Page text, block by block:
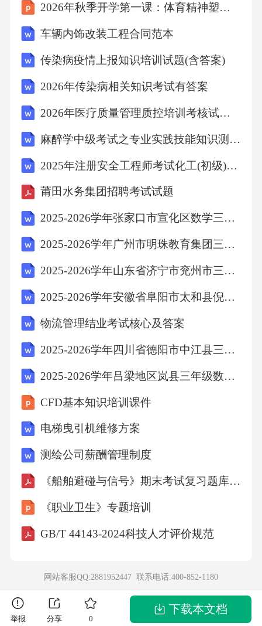
心素养的逐步培育和提升：必修阶段：掌握基
础的美术知识和技能，能够完成简单的美术鉴
赏和创作实践，初步形成五大核心素养的基础
立正确的审美观念。选择性必修阶段：在必修
基础上，根据个人兴趣和发展需求，深入学习
某一美术领域的知识和技能，提升核心素养的
专项能力，能够进行较为复杂的美术创作和鉴
赏评价，形成初步的美术特长和发展方向。选
修阶段：拓展美术视野，接触多元美术形式和
文化，开展个性化的美术实践活动，进一步提
升核心素养的综合运用能力，满足个人兴趣爱
供支撑。三、课程结构（一）设计依据贯彻党
的教育方针，落实立德树人根本任务，将价值
引领放在首位，确保课程结构服务于“培养什么
人”这一根本问题。依据普通高中课程方案，兼
顾基础性和选择性，满足学生多样化的学习需
求和发展方向。依据美术学科媒材特性和技法
特点划分课程内容，注重各模块之间的关联性
和整体性，构建结构化的课程体系。衔接义务
连贯性和进阶性，使普通高中阶段与义务教育
阶段的培养目标、课程理念、学习内容、学业
质量等衔接更为紧密。（二）课程类别与学分
设置本次修订对课程类别和学分设置进行了优
原必修与选择性必修中的基础内容，分为两个
2026年秋季开学第一课：体育精神塑品格
车辆内饰改装工程合同范本
传染病疫情上报知识培训试题(含答案)
2026年传染病相关知识考试有答案
2026年医疗质量管理质控培训考核试题及答案
麻醉学中级考试之专业实践技能知识测试题(附答案)
2025年注册安全工程师考试化工(初级)安全生产实务试题及答案
莆田水务集团招聘考试试题
2025-2026学年张家口市宣化区数学三年级第一学期期末联考试题含解析
2025-2026学年广州市明珠教育集团三年级数学第一学期期末联考试题含解析
2025-2026学年山东省济宁市兖州市三上数学期末复习检测试题含解析
2025-2026学年安徽省阜阳市太和县倪邱镇数学三上期末质量跟踪监视模拟试题含解析
物流管理结业考试核心及答案
2025-2026学年四川省德阳市中江县三上数学期末学业质量监测模拟试题含解析
2025-2026学年吕梁地区岚县三年级数学第一学期期末经典模拟试题含解析
CFD基本知识培训课件
电梯曳引机维修方案
测绘公司薪酬管理制度
《船舶避碰与信号》期末考试复习题库（含答案）
《职业卫生》专题培训
GB/T 44143-2024科技人才评价规范
网站客服QQ:2881952447 联系电话:400-852-1180
举报 分享 0
下载本文档